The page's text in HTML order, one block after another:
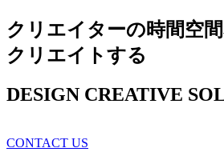
クリエイターの時間空
クリエイトする
DESIGN CREATIVE
CONTACT US